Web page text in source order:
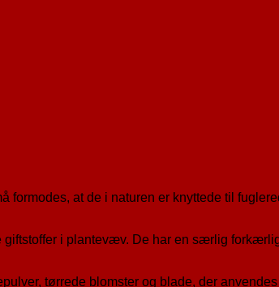
formodes, at de i naturen er knyttede til
i plantevæv. De har en særlig
tørrede blomster og blade, der